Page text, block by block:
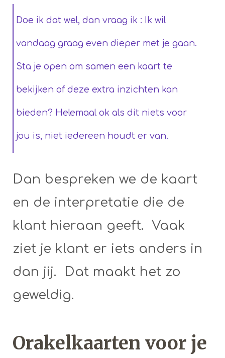
Doe ik dat wel, dan vraag ik : Ik wil
vandaag graag even dieper met je gaan.
Sta je open om samen een kaart te
bekijken of deze extra inzichten kan
bieden? Helemaal ok als dit niets voor
jou is, niet iedereen houdt er van.
Dan bespreken we de kaart
en de interpretatie die de
klant hieraan geeft. Vaak
ziet je klant er iets anders in
dan jij. Dat maakt het zo
geweldig.
Orakelkaarten voor je